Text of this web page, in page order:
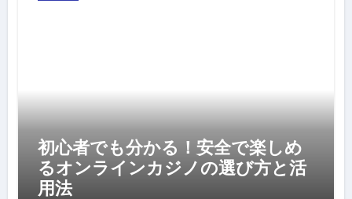
初心者でも分かる！安全で楽しめ
るオンラインカジノの選び方と活
用法